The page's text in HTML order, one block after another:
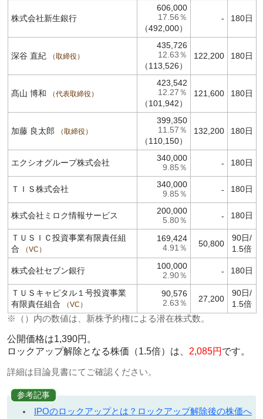
株式会社新生銀行
606,000
17.56％
（492,000）
- 180日
深谷 直紀 取締役
435,726
12.63％
（113,526）
122,200 180日
髙山 博和 代表取締役
423,542
12.27％
（101,942）
121,600 180日
加藤 良太郎 取締役
399,350
11.57％
（110,150）
132,200 180日
エクシオグループ株式会社 340,000
9.85％ - 180日
ＴＩＳ株式会社 340,000
9.85％ - 180日
株式会社ミロク情報サービス 200,000
5.80％ - 180日
ＴＵＳＩＣ投資事業有限責任組
合
VC
169,424
4.91％ 50,800
90日/
1.5倍
株式会社セブン銀行 100,000
2.90％ - 180日
ＴＵＳキャピタル１号投資事業
有限責任組合
VC
90,576
2.63％ 27,200
90日/
1.5倍
※（）内の数値は、新株予約権による潜在株式数。
公開価格は1,390円。
ロックアップ解除となる株価（1.5倍）は、 2,085円 です。
詳細は目論見書にてご確認ください。
参考記事
IPOのロックアップとは？ロックアップ解除後の株価へ